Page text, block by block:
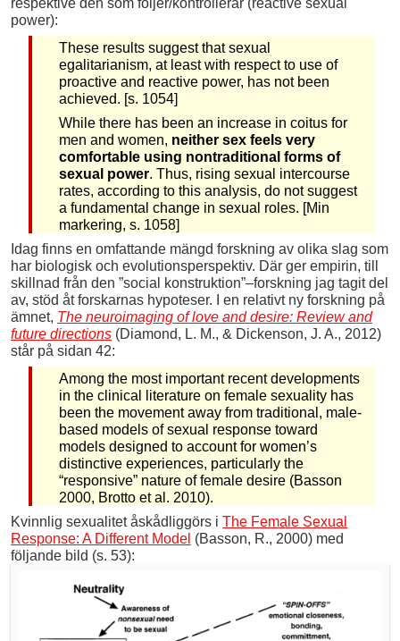
power):
These results suggest that sexual
egalitarianism, at least with respect to use of
proactive and reactive power, has not been
achieved. [s. 1054]
While there has been an increase in coitus for
men and women, neither sex feels very
comfortable using nontraditional forms of
sexual power. Thus, rising sexual intercourse
rates, according to this analysis, do not suggest
a fundamental change in sexual roles. [Min
markering, s. 1058]
Idag finns en omfattande mängd forskning av olika slag som
har biologisk och evolutionsperspektiv. Där ger empirin, till
skillnad från den ”social konstruktion”–forskning jag tagit del
av, stöd åt forskarnas hypoteser. I en relativt ny forskning på
ämnet, The neuroimaging of love and desire: Review and
future directions (Diamond, L. M., & Dickenson, J. A., 2012)
står på sidan 42:
Among the most important recent developments
in the clinical literature on female sexuality has
been the movement away from traditional, male-
based models of sexual response toward
models designed to account for women’s
distinctive experiences, particularly the
“responsive” nature of female desire (Basson
2000, Brotto et al. 2010).
Kvinnlig sexualitet åskådliggörs i The Female Sexual
Response: A Different Model (Basson, R., 2000) med
följande bild (s. 53):